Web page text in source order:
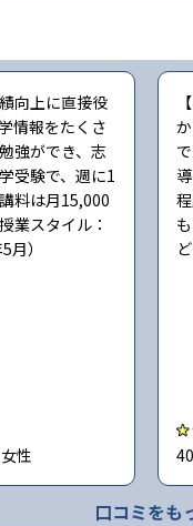
向上に直接役
情報をたくさ
強ができ、志
受験で、週に1
料は月15,000
業スタイル：
）
性
口コミをも